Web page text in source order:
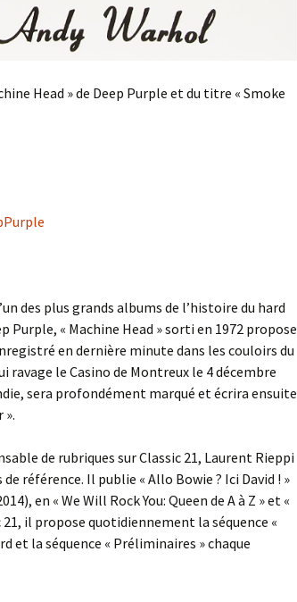
Head » de Deep Purple et du titre « Smoke
des plus grands albums de l’histoire du hard
Purple, « Machine Head » sorti en 1972 propose
en dernière minute dans les couloirs du
le Casino de Montreux le 4 décembre
sera profondément marqué et écrira ensuite
de rubriques sur Classic 21, Laurent Rieppi
référence. Il publie « Allo Bowie ? Ici David ! »
en « We Will Rock You: Queen de A à Z » et «
21, il propose quotidiennement la séquence «
et la séquence « Préliminaires » chaque